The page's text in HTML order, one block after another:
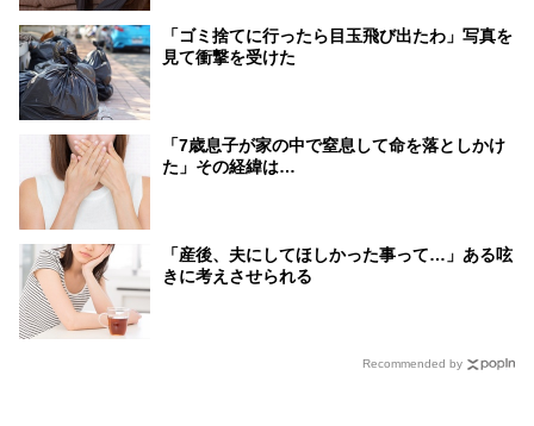
「ゴミ捨てに行ったら目玉飛び出たわ」写真を
見て衝撃を受けた
「7歳息子が家の中で窒息して命を落としかけ
た」その経緯は…
「産後、夫にしてほしかった事って…」ある呟
きに考えさせられる
Recommended by